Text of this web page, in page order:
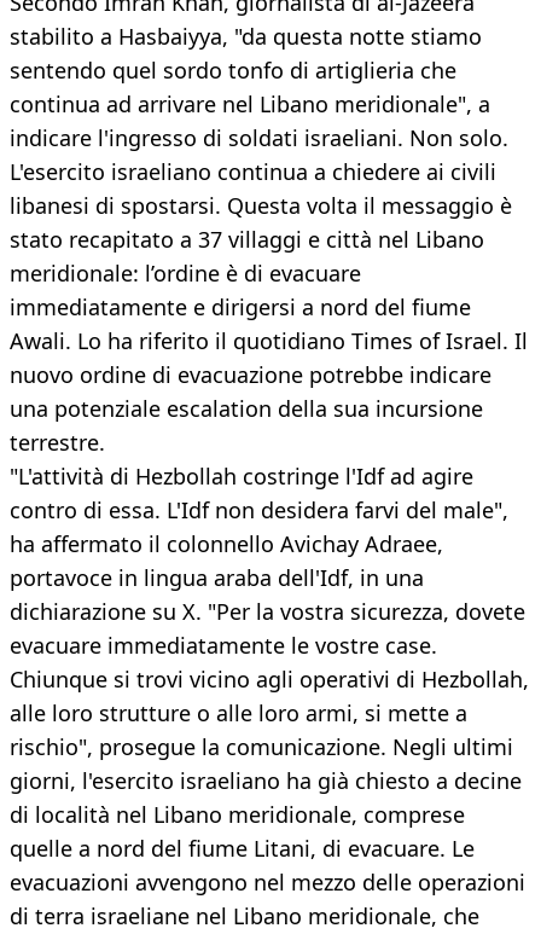
stabilito a Hasbaiyya, "da questa notte stiamo
sentendo quel sordo tonfo di artiglieria che
continua ad arrivare nel Libano meridionale", a
indicare l'ingresso di soldati israeliani. Non solo.
L'esercito israeliano continua a chiedere ai civili
libanesi di spostarsi. Questa volta il messaggio è
stato recapitato a 37 villaggi e città nel Libano
meridionale: l’ordine è di evacuare
immediatamente e dirigersi a nord del fiume
Awali. Lo ha riferito il quotidiano Times of Israel. Il
nuovo ordine di evacuazione potrebbe indicare
una potenziale escalation della sua incursione
terrestre.
"L'attività di Hezbollah costringe l'Idf ad agire
contro di essa. L'Idf non desidera farvi del male",
ha affermato il colonnello Avichay Adraee,
portavoce in lingua araba dell'Idf, in una
dichiarazione su X. "Per la vostra sicurezza, dovete
evacuare immediatamente le vostre case.
Chiunque si trovi vicino agli operativi di Hezbollah,
alle loro strutture o alle loro armi, si mette a
rischio", prosegue la comunicazione. Negli ultimi
giorni, l'esercito israeliano ha già chiesto a decine
di località nel Libano meridionale, comprese
quelle a nord del fiume Litani, di evacuare. Le
evacuazioni avvengono nel mezzo delle operazioni
di terra israeliane nel Libano meridionale, che